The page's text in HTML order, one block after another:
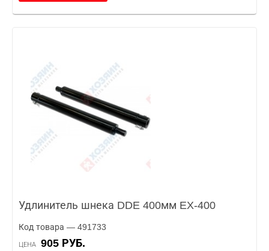
Удлинитель шнека DDE 400мм EX-400
Код товара — 491733
ЦЕНА 905 РУБ.